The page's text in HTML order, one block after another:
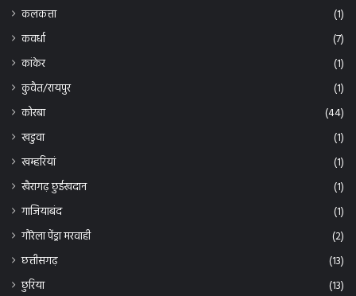
कलकत्ता
(1)
कवर्धा
(7)
कांकेर
(1)
कुवैत/रायपुर
(1)
कोरबा
(44)
खडुवा
(1)
खम्हरियां
(1)
खैरागढ़ छुईखदान
(1)
गाजियाबंद
(1)
गौरेला पेंड्रा मरवाही
(2)
छत्तीसगढ़
(13)
छुरिया
(13)